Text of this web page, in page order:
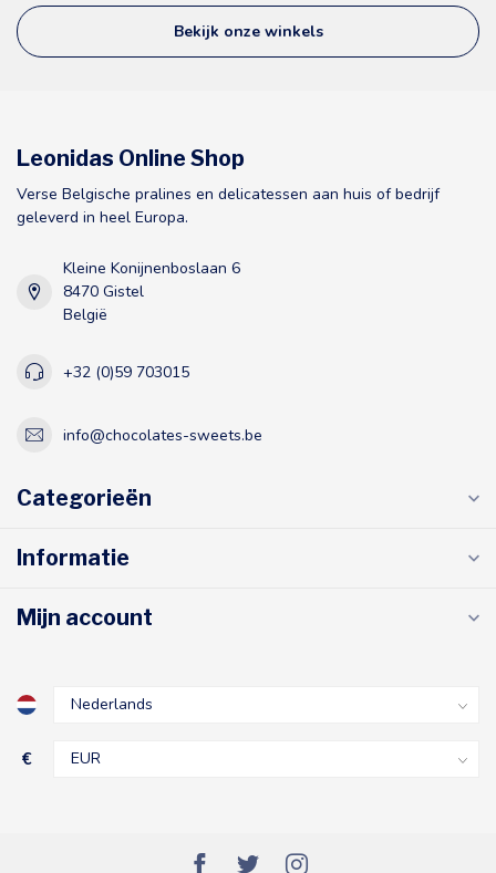
Bekijk onze winkels
Leonidas Online Shop
Verse Belgische pralines en delicatessen aan huis of bedrijf
geleverd in heel Europa.
Kleine Konijnenboslaan 6
8470 Gistel
België
+32 (0)59 703015
info@chocolates-sweets.be
Categorieën
Informatie
Mijn account
€